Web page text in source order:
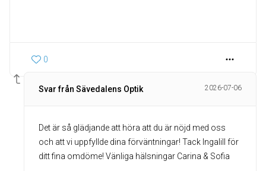
0
Svar från Sävedalens Optik 2026-07-06
Det är så glädjande att höra att du är nöjd med oss
och att vi uppfyllde dina förväntningar! Tack Ingalill för
ditt fina omdöme! Vänliga hälsningar Carina & Sofia